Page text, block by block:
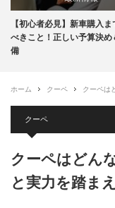
【初心者必見】新車購入ま
べきこと！正しい予算決め
備
ホーム クーペ クーペは
クーペ
クーペはどん
と実力を踏ま